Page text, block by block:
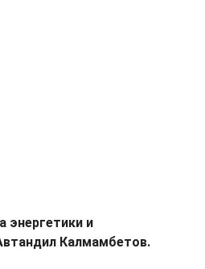
энергетики и
Калмамбетов.